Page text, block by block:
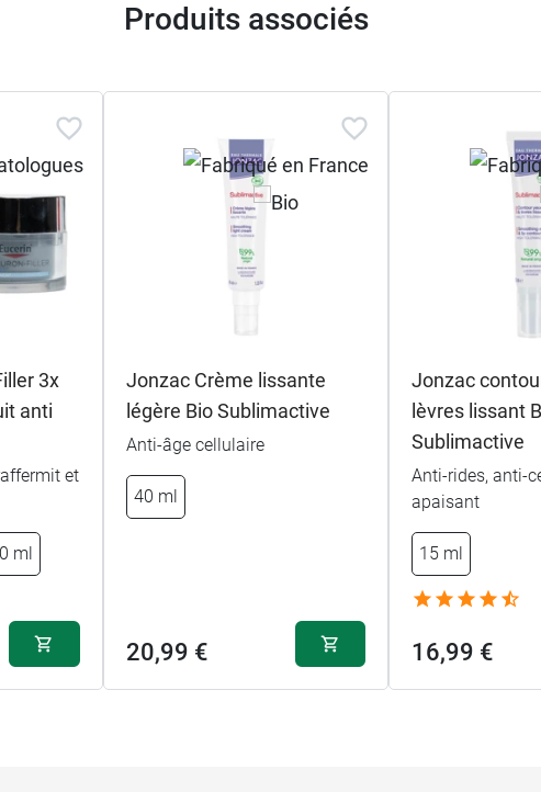
Produits associés
3x
anti
et
ml
Jonzac Crème lissante
légère Bio Sublimactive
Anti-âge cellulaire
40 ml
20,99 €
Jonzac
lèvres lissant
Sublimactive
Anti-rides, anti-
apaisant
15 ml
16,99 €